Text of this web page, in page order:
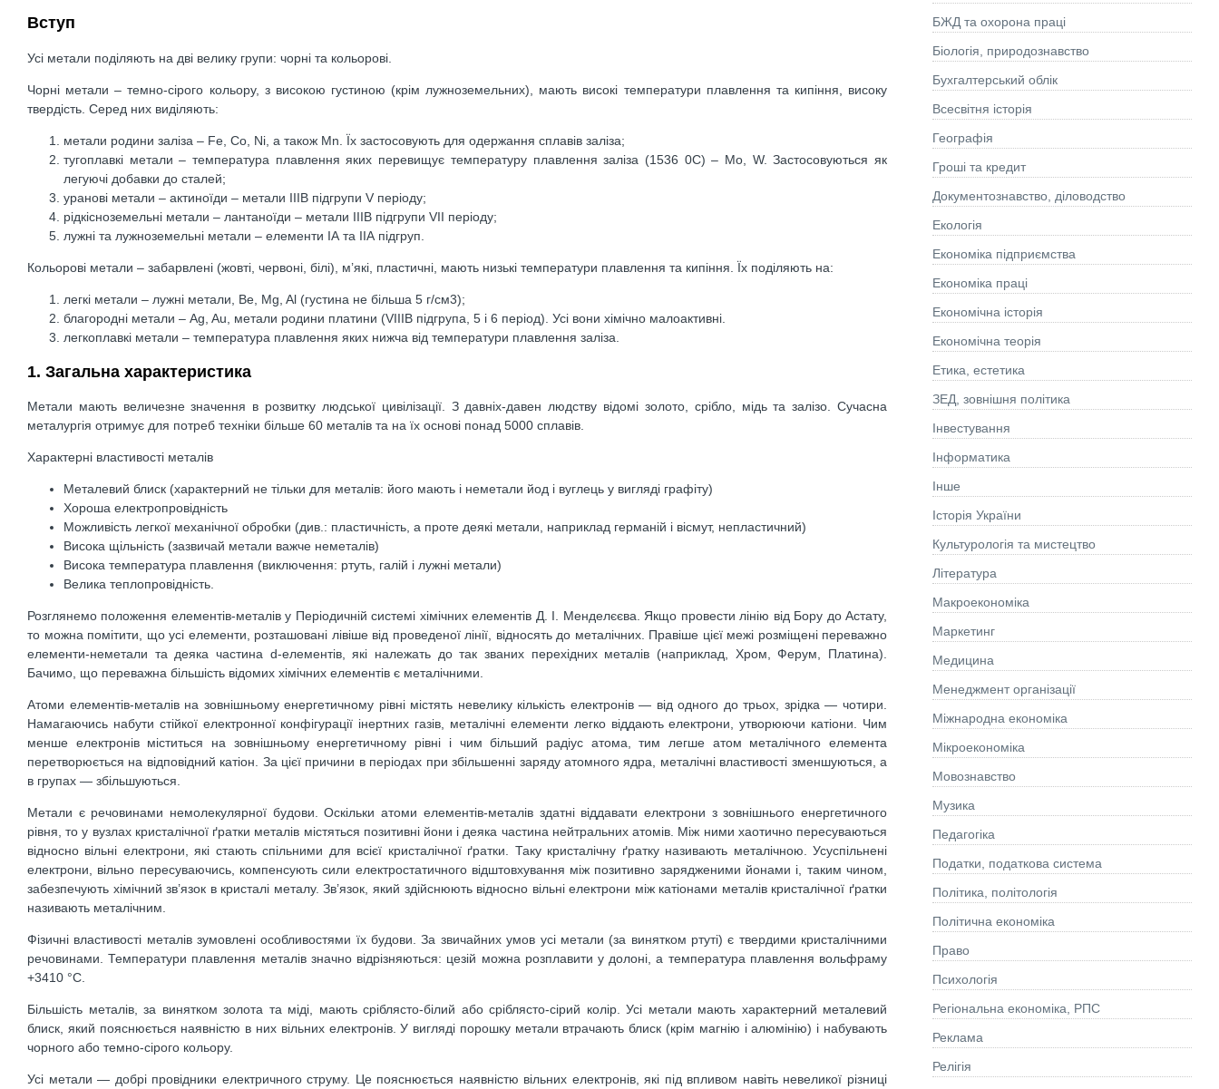
Вступ
Усі метали поділяють на дві велику групи: чорні та кольорові.
Чорні метали – темно-сірого кольору, з високою густиною (крім лужноземельних), мають високі температури плавлення та кипіння, високу
твердість. Серед них виділяють:
метали родини заліза – Fe, Co, Ni, а також Mn. Їх застосовують для одержання сплавів заліза;
тугоплавкі метали – температура плавлення яких перевищує температуру плавлення заліза (1536 0С) – Мо, W. Застосовуються як
легуючі добавки до сталей;
уранові метали – актиноїди – метали ІІІВ підгрупи V періоду;
рідкісноземельні метали – лантаноїди – метали ІІІВ підгрупи VII періоду;
лужні та лужноземельні метали – елементи ІА та ІІА підгруп.
Кольорові метали – забарвлені (жовті, червоні, білі), м’які, пластичні, мають низькі температури плавлення та кипіння. Їх поділяють на:
легкі метали – лужні метали, Be, Mg, Al (густина не більша 5 г/см3);
благородні метали – Ag, Au, метали родини платини (VIIIB підгрупа, 5 і 6 період). Усі вони хімічно малоактивні.
легкоплавкі метали – температура плавлення яких нижча від температури плавлення заліза.
1. Загальна характеристика
Метали мають величезне значення в розвитку людської цивілізації. З давніх-давен людству відомі золото, срібло, мідь та залізо. Сучасна
металургія отримує для потреб техніки більше 60 металів та на їх основі понад 5000 сплавів.
Характерні властивості металів
Металевий блиск (характерний не тільки для металів: його мають і неметали йод і вуглець у вигляді графіту)
Хороша електропровідність
Можливість легкої механічної обробки (див.: пластичність, а проте деякі метали, наприклад германій і вісмут, непластичний)
Висока щільність (зазвичай метали важче неметалів)
Висока температура плавлення (виключення: ртуть, галій і лужні метали)
Велика теплопровідність.
Розглянемо положення елементів-металів у Періодичній системі хімічних елементів Д. І. Менделєєва. Якщо провести лінію від Бору до Астату,
то можна помітити, що усі елементи, розташовані лівіше від проведеної лінії, відносять до металічних. Правіше цієї межі розміщені переважно
елементи-неметали та деяка частина d-елементів, які належать до так званих перехідних металів (наприклад, Хром, Ферум, Платина).
Бачимо, що переважна більшість відомих хімічних елементів є металічними.
Атоми елементів-металів на зовнішньому енергетичному рівні містять невелику кількість електронів — від одного до трьох, зрідка — чотири.
Намагаючись набути стійкої електронної конфігурації інертних газів, металічні елементи легко віддають електрони, утворюючи катіони. Чим
менше електронів міститься на зовнішньому енергетичному рівні і чим більший радіус атома, тим легше атом металічного елемента
перетворюється на відповідний катіон. За цієї причини в періодах при збільшенні заряду атомного ядра, металічні властивості зменшуються, а
в групах — збільшуються.
Метали є речовинами немолекулярної будови. Оскільки атоми елементів-металів здатні віддавати електрони з зовнішнього енергетичного
рівня, то у вузлах кристалічної ґратки металів містяться позитивні йони і деяка частина нейтральних атомів. Між ними хаотично пересуваються
відносно вільні електрони, які стають спільними для всієї кристалічної ґратки. Таку кристалічну ґратку називають металічною. Усуспільнені
електрони, вільно пересуваючись, компенсують сили електростатичного відштовхування між позитивно зарядженими йонами і, таким чином,
забезпечують хімічний зв’язок в кристалі металу. Зв’язок, який здійснюють відносно вільні електрони між катіонами металів кристалічної ґратки
називають металічним.
Фізичні властивості металів зумовлені особливостями їх будови. За звичайних умов усі метали (за винятком ртуті) є твердими кристалічними
речовинами. Температури плавлення металів значно відрізняються: цезій можна розплавити у долоні, а температура плавлення вольфраму
+3410 °С.
Більшість металів, за винятком золота та міді, мають сріблясто-білий або сріблясто-сірий колір. Усі метали мають характерний металевий
блиск, який пояснюється наявністю в них вільних електронів. У вигляді порошку метали втрачають блиск (крім магнію і алюмінію) і набувають
чорного або темно-сірого кольору.
Усі метали — добрі провідники електричного струму. Це пояснюється наявністю вільних електронів, які під впливом навіть невеликої різниці
БЖД та охорона праці
Біологія, природознавство
Бухгалтерський облік
Всесвітня історія
Географія
Гроші та кредит
Документознавство, діловодство
Екологія
Економіка підприємства
Економіка праці
Економічна історія
Економічна теорія
Етика, естетика
ЗЕД, зовнішня політика
Інвестування
Інформатика
Інше
Історія України
Культурологія та мистецтво
Літературa
Макроекономіка
Маркетинг
Медицина
Менеджмент організації
Міжнародна економіка
Мікроекономіка
Мовознавство
Музика
Педагогіка
Податки, податкова система
Політика, політологія
Політична економіка
Право
Психологія
Регіональна економіка, РПС
Реклама
Релігія